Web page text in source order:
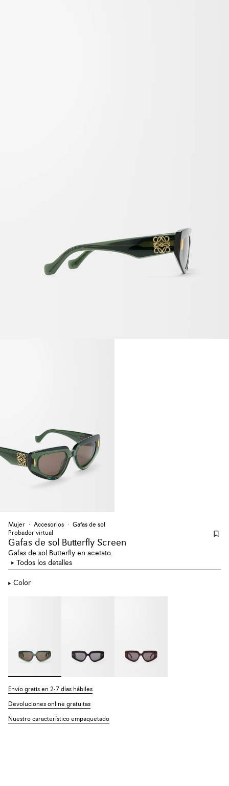
Mujer Accesorios
Gafas de sol
Probador virtual
Gafas de sol Butterfly Screen
Gafas de sol Butterfly en acetato.
Todos los detalles
Color
Envío gratis en 2-7 días hábiles
Devoluciones online gratuitas
Nuestro característico empaquetado